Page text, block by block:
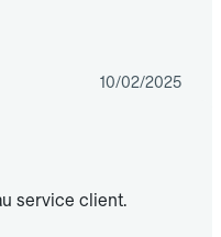
10/02/2025
service client.